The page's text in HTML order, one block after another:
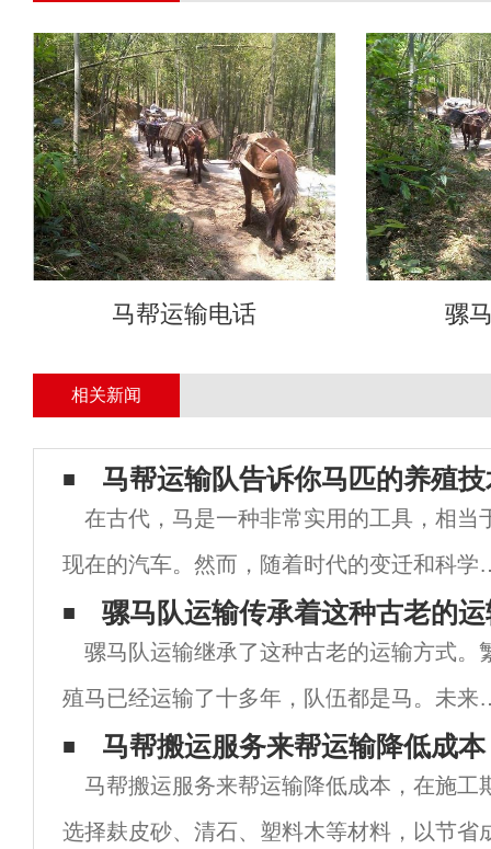
马帮运输电话 骡
相关新闻
马帮运输队告诉你马匹的养殖
在古代，马是一种非常实用的工具，相当
现在的汽车。然而，随着时代的变迁和科学
术的进步，马的作用发生了根本性的变化。
不再仅仅用作交通工具。虽然马的作用发生
变化，但它仍然有自己的市场的育种技术也
生
骡马队运输传承着这种古老的
骡马队运输继承了这种古老的运输方式。
殖马已经运输了十多年，队伍都是马。未来
考虑到骡子更能吃苦，更容易繁殖，马被骡
取代，队伍中只剩下一小部分马。多年来，
通状况越来越好，但许多交通活动仍然可以
马帮搬运服务来帮运输降低成本
马帮搬运服务来帮运输降低成本，在施工
选择麸皮砂、清石、塑料木等材料，以节省